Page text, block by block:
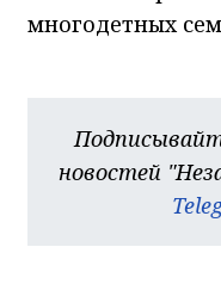
многодетных
новостей